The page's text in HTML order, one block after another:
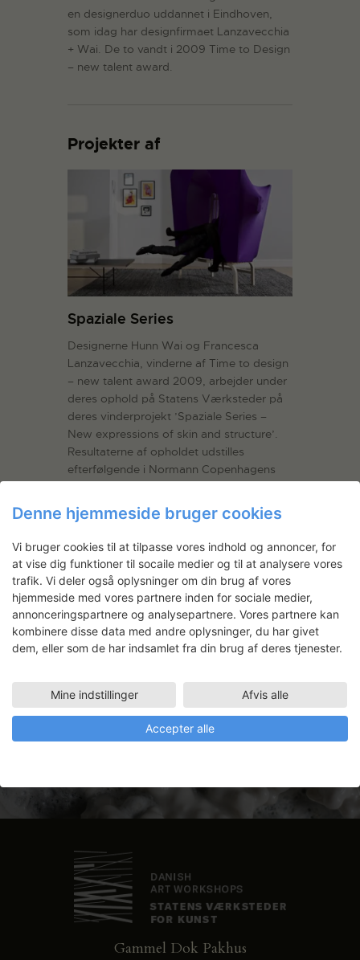
en designerduo uddannet i Eindhoven,
som idag har designfirmaet Lanzavecchia
+ Wai. De to vandt i 2009 Time to Design
– new talent award.
Projekter af
Spaziale Series
Designerne Hunn Wai og Francesca
Lanzavecchia, vinderne af Time to design
– new talent award 2009, arbejder under
deres ophold på Statens Værksteder på
deres vinderprojekt ’Spaziale Series –
New expressions of skin and structure’.
Resultaterne af opholdet udstilles
efterfølgende i Normann Copenhagens
LÆS MERE
Nyhedsbrev
Få ansøgningsfrister, arrangementer
og artikler direkte i din indbakke.
Gammel Dok Pakhus
Denne hjemmeside bruger cookies
Vi bruger cookies til at tilpasse vores indhold og annoncer, for
at vise dig funktioner til socaile medier og til at analysere vores
trafik. Vi deler også oplysninger om din brug af vores
hjemmeside med vores partnere inden for sociale medier,
annonceringspartnere og analysepartnere. Vores partnere kan
kombinere disse data med andre oplysninger, du har givet
dem, eller som de har indsamlet fra din brug af deres tjenester.
Mine indstillinger Afvis alle
Accepter alle